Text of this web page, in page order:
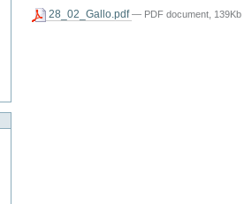
28_02_Gallo.pdf— PDF document, 139Kb